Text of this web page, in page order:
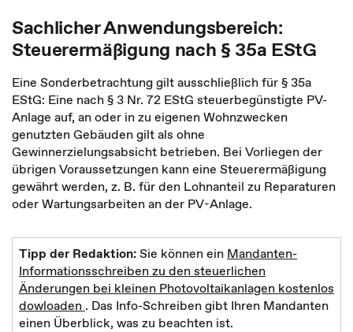
Sachlicher Anwendungsbereich:
Steuerermäßigung nach § 35a EStG
Eine Sonderbetrachtung gilt ausschließlich für § 35a
EStG: Eine nach § 3 Nr. 72 EStG steuerbegünstigte PV-
Anlage auf, an oder in zu eigenen Wohnzwecken
genutzten Gebäuden gilt als ohne
Gewinnerzielungsabsicht betrieben. Bei Vorliegen der
übrigen Voraussetzungen kann eine Steuerermäßigung
gewährt werden, z. B. für den Lohnanteil zu Reparaturen
oder Wartungsarbeiten an der PV-Anlage.
Tipp der Redaktion:Sie können ein Mandanten-
Informationsschreiben zu den steuerlichen
Änderungen bei kleinen Photovoltaikanlagen kostenlos
dowloaden . Das Info-Schreiben gibt Ihren Mandanten
einen Überblick, was zu beachten ist.